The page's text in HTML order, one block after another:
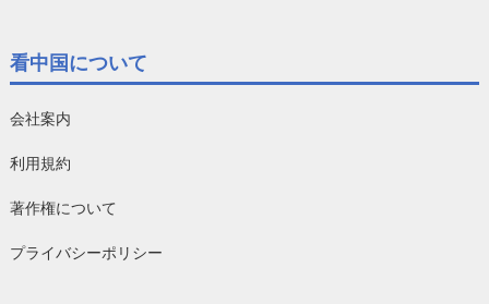
看中国について
会社案内
利用規約
著作権について
プライバシーポリシー